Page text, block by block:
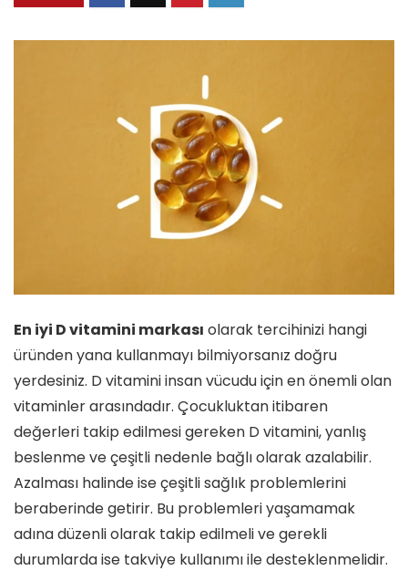
En iyi D vitamini markası olarak tercihinizi hangi
üründen yana kullanmayı bilmiyorsanız doğru
yerdesiniz. D vitamini insan vücudu için en önemli olan
vitaminler arasındadır. Çocukluktan itibaren
değerleri takip edilmesi gereken D vitamini, yanlış
beslenme ve çeşitli nedenle bağlı olarak azalabilir.
Azalması halinde ise çeşitli sağlık problemlerini
beraberinde getirir. Bu problemleri yaşamamak
adına düzenli olarak takip edilmeli ve gerekli
durumlarda ise takviye kullanımı ile desteklenmelidir.